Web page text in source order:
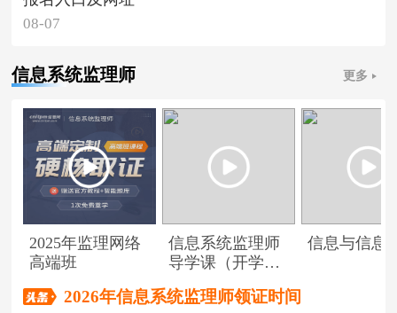
08-07
信息系统监理师 更多
2025年监理网络
高端班
信息系统监理师
导学课（开学典
信息与信息
2026年信息系统监理师领证时间